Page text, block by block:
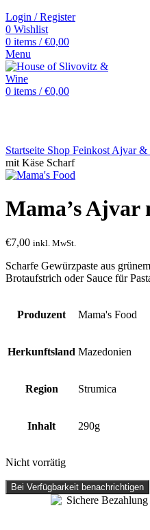
Login / Register
0 Wishlist
0 items / €0,00
Menu
0 items / €0,00
Startseite Shop Feinkost Ajvar &
mit Käse Scharf
Mama’s Ajvar
€7,00 inkl. MwSt.
Scharfe Gewürzpaste aus
Brotaufstrich oder Sauce für
Produzent Mama's Food
Herkunftsland Mazedonien
Region Strumica
Inhalt 290g
Nicht vorrätig
Bei Verfügbarkeit benachrichtigen